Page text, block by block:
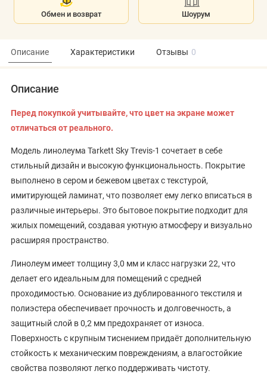
Обмен и возврат Шоурум
Описание Характеристики Отзывы 0
Описание
Перед покупкой учитывайте, что цвет на экране может
отличаться от реального.
Модель линолеума Tarkett Sky Trevis-1 сочетает в себе
стильный дизайн и высокую функциональность. Покрытие
выполнено в сером и бежевом цветах с текстурой,
имитирующей ламинат, что позволяет ему легко вписаться в
различные интерьеры. Это бытовое покрытие подходит для
жилых помещений, создавая уютную атмосферу и визуально
расширяя пространство.
Линолеум имеет толщину 3,0 мм и класс нагрузки 22, что
делает его идеальным для помещений с средней
проходимостью. Основание из дублированного текстиля и
полиэстера обеспечивает прочность и долговечность, а
защитный слой в 0,2 мм предохраняет от износа.
Поверхность с крупным тиснением придаёт дополнительную
стойкость к механическим повреждениям, а влагостойкие
свойства позволяют легко поддерживать чистоту.